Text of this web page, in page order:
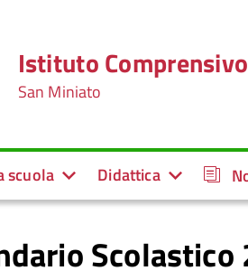
Istituto
San Miniato
scuola Didattica